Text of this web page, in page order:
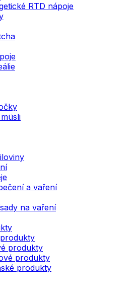
RTD nápoje
a vaření
na vaření
produkty
produkty
produkty